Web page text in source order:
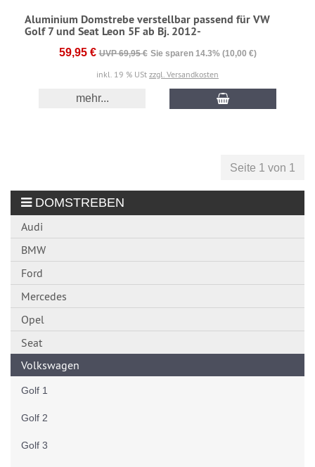
Aluminium Domstrebe verstellbar passend für VW
Golf 7 und Seat Leon 5F ab Bj. 2012-
59,95 € UVP 69,95 € Sie sparen 14.3% (10,00 €)
inkl. 19 % USt zzgl. Versandkosten
mehr...
Seite 1 von 1
DOMSTREBEN
Audi
BMW
Ford
Mercedes
Opel
Seat
Volkswagen
Golf 1
Golf 2
Golf 3